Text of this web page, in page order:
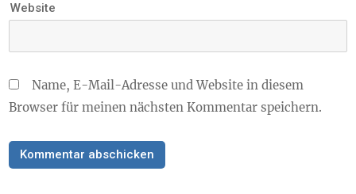
Website
Name, E-Mail-Adresse und Website in diesem
Browser für meinen nächsten Kommentar speichern.